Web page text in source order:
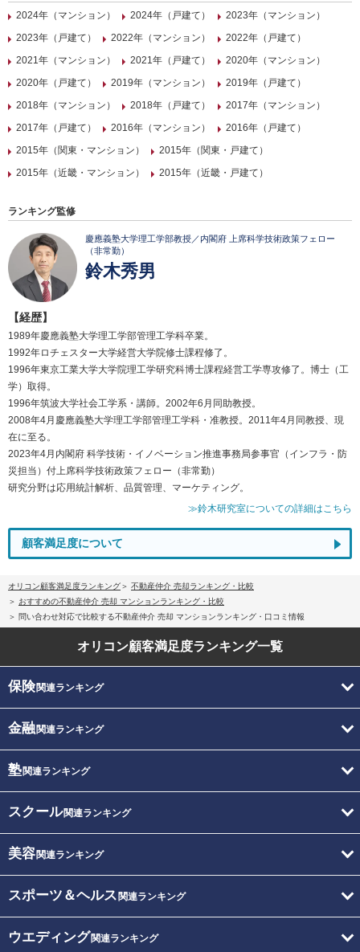
2024年（マンション）
2024年（戸建て）
2023年（マンション）
2023年（戸建て）
2022年（マンション）
2022年（戸建て）
2021年（マンション）
2021年（戸建て）
2020年（マンション）
2020年（戸建て）
2019年（マンション）
2019年（戸建て）
2018年（マンション）
2018年（戸建て）
2017年（マンション）
2017年（戸建て）
2016年（マンション）
2016年（戸建て）
2015年（関東・マンション）
2015年（関東・戸建て）
2015年（近畿・マンション）
2015年（近畿・戸建て）
ランキング監修
慶應義塾大学理工学部教授／内閣府 上席科学技術政策フェロー
（非常勤）
鈴木秀男
【経歴】
1989年慶應義塾大学理工学部管理工学科卒業。
1992年ロチェスター大学経営大学院修士課程修了。
1996年東京工業大学大学院理工学研究科博士課程経営工学専攻修了。博士（工
学）取得。
1996年筑波大学社会工学系・講師。2002年6月同助教授。
2008年4月慶應義塾大学理工学部管理工学科・准教授。2011年4月同教授、現
在に至る。
2023年4月内閣府 科学技術・イノベーション推進事務局参事官（インフラ・防
災担当）付上席科学技術政策フェロー（非常勤）
研究分野は応用統計解析、品質管理、マーケティング。
≫鈴木研究室についての詳細はこちら
顧客満足度について
オリコン顧客満足度ランキング
不動産仲介 売却ランキング・比較
おすすめの不動産仲介 売却 マンションランキング・比較
問い合わせ対応で比較する不動産仲介 売却 マンションランキング・口コミ情報
オリコン顧客満足度ランキング一覧
保険関連ランキング
金融関連ランキング
塾関連ランキング
スクール関連ランキング
美容関連ランキング
スポーツ＆ヘルス 関連ランキング
ウエディング関連ランキング